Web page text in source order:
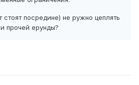
стоят посредине) не ружно цеплять
прочей ерунды?